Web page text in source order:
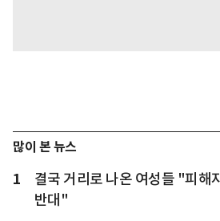
많이 본 뉴스
1
결국 거리로 나온 여성들 "피해
반대"